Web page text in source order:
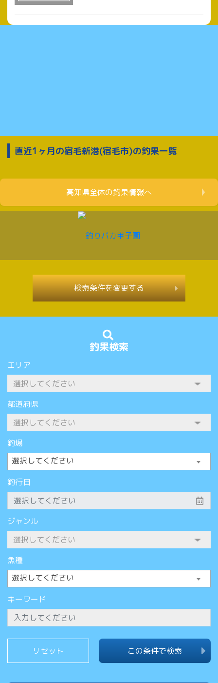
釣果検索
エリア
都道府県
釣場
選択してください
釣行日
ジャンル
魚種
選択してください
キーワード
この条件で検索
直近1ヶ月の宿毛新港(宿毛市)の釣果一覧
高知県全体の釣果情報へ
検索条件を変更する